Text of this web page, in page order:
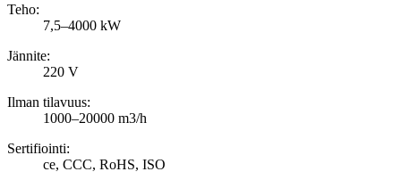
Teho:
7,5–4000 kW
Jännite:
220 V
Ilman tilavuus:
1000–20000 m3/h
Sertifiointi:
ce, CCC, RoHS, ISO